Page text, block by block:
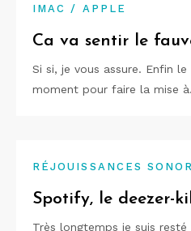
IMAC / APPLE
Ca va sentir le
Si si, je vous assure. Enfin
moment pour faire la mise
RÉJOUISSANCES
Spotify, le deezer-
Très longtemps je suis